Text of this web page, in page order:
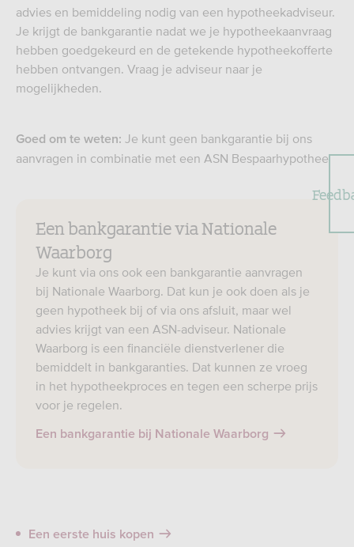
advies en bemiddeling nodig van een hypotheekadviseur.
Je krijgt de bankgarantie nadat we je hypotheekaanvraag
hebben goedgekeurd en de getekende hypotheekofferte
hebben ontvangen. Vraag je adviseur naar je
mogelijkheden.
Goed om te weten: Je kunt geen bankgarantie bij ons
aanvragen in combinatie met een ASN Bespaarhypotheek.
Een bankgarantie via Nationale
Waarborg
Je kunt via ons ook een bankgarantie aanvragen
bij Nationale Waarborg. Dat kun je ook doen als je
geen hypotheek bij of via ons afsluit, maar wel
advies krijgt van een ASN-adviseur. Nationale
Waarborg is een financiële dienstverlener die
bemiddelt in bankgaranties. Dat kunnen ze vroeg
in het hypotheekproces en tegen een scherpe prijs
voor je regelen.
Een bankgarantie bij Nationale Waarborg
Een eerste huis kopen